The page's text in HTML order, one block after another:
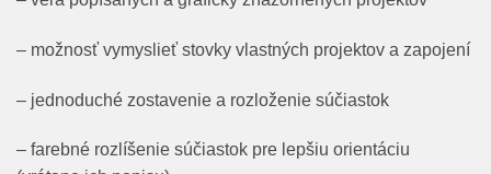
– možnosť vymyslieť stovky vlastných projektov a zapojení
– jednoduché zostavenie a rozloženie súčiastok
– farebné rozlíšenie súčiastok pre lepšiu orientáciu